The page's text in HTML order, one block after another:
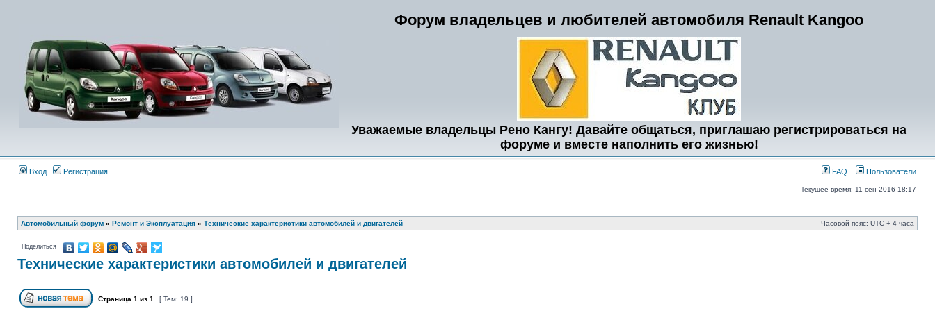
Форум владельцев и любителей автомобиля Renault Kangoo
Уважаемые владельцы Рено Кангу! Давайте общаться, приглашаю регистрироваться на
форуме и вместе наполнить его жизнью!
Вход Регистрация FAQ Пользователи
Текущее время: 11 сен 2016 18:17
Автомобильный форум » Ремонт и Эксплуатация » Технические характеристики автомобилей и двигателей Часовой пояс: UTC + 4 часа
Поделиться
Технические характеристики автомобилей и двигателей
Страница 1 из 1 [ Тем: 19 ]